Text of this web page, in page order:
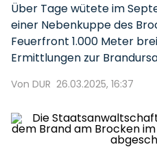
Über Tage wütete im
einer Nebenkuppe des
Feuerfront 1.000 Meter
Ermittlungen zur
Von DUR 26.03.2025, 16:37